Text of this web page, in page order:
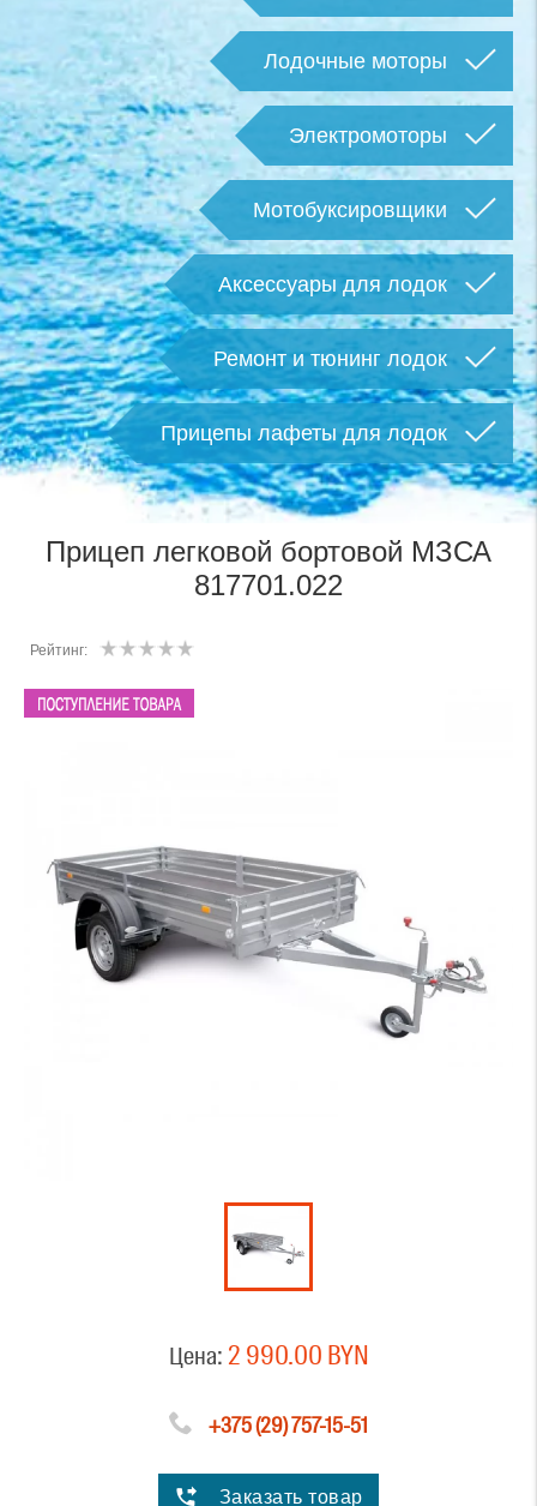
Лодочные моторы
Электромоторы
Мотобуксировщики
Аксессуары для лодок
Ремонт и тюнинг лодок
Прицепы лафеты для лодок
Прицеп легковой бортовой МЗСА
817701.022
Рейтинг:
Цена: 2 990.00 BYN
+375 (29) 757-15-51
Заказать товар